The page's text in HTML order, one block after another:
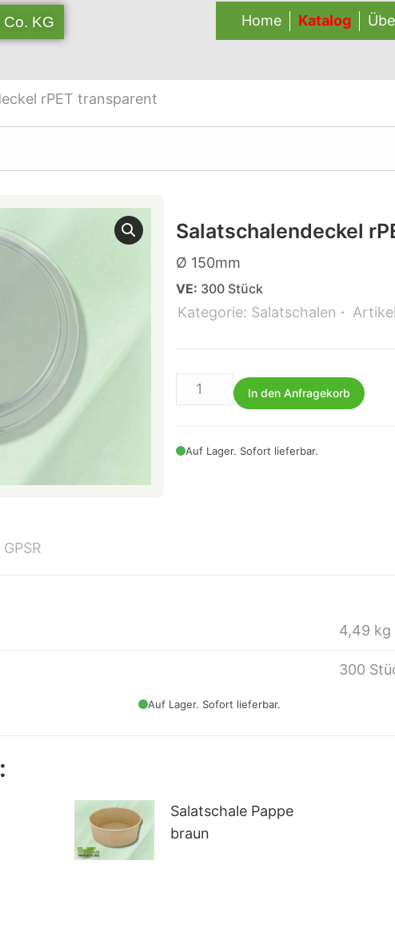
KG Home Katalog
rPET transparent
Salatschalendeckel
Ø 150mm
VE: 300 Stück
Kategorie: Salatschalen
In den Anfragekorb
Auf Lager. Sofort lieferbar.
GPSR
4,49 kg
300
Auf Lager. Sofort lieferbar.
Salatschale Pappe
braun